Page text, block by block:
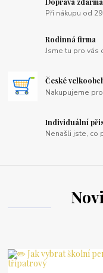
Při nákupu od
Rodinná firma
Jsme tu pro vás
České
Nakupujeme
Individuální
Nenašli jste, co